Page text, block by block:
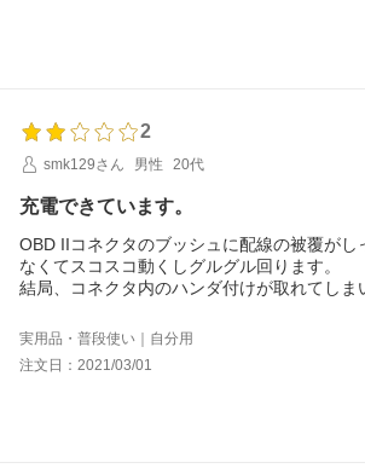
2
smk129さん
男性 20代
充電できています。
OBD IIコネクタのブッシュに配線の被覆がし
なくてスコスコ動くしグルグル回ります。
結局、コネクタ内のハンダ付けが取れてしま
配線はすごい簡単な作りで直すことができて
実用品・普段使い｜自分用
注文日：2021/03/01